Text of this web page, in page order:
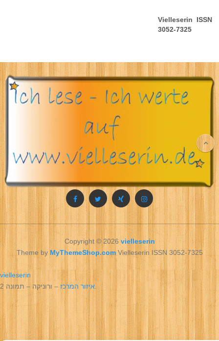
Vielleserin ISSN
3052-7325
Copyright © 2026vielleserin
Theme by MyThemeShop.comVielleserin ISSN 3052-7325
vielleserin
איזור המרכז– ורוניקה – תמונה 2.